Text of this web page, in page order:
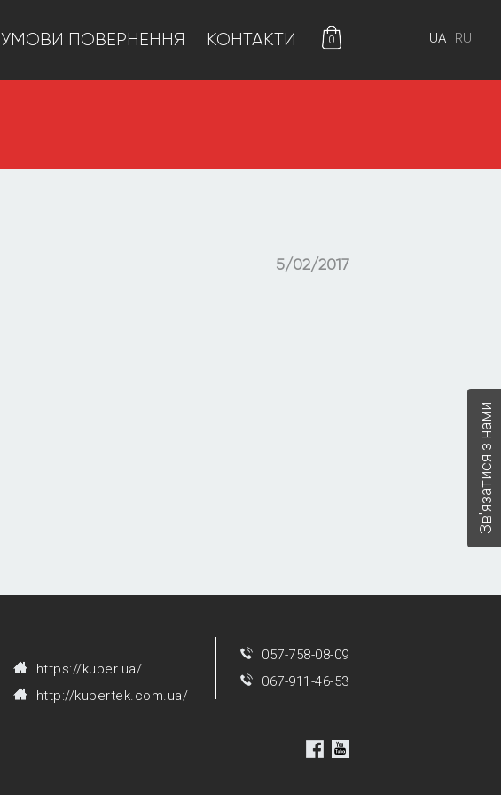
УМОВИ ПОВЕРНЕННЯ КОНТАКТИ 0
5/02/2017
https://kuper.ua/
http://kupertek.com.ua/
057-758-08-09
067-911-46-53
Зв'язатися з нами